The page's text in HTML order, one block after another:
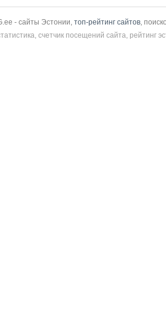
- сайты Эстонии, топ-рейтинг сайтов ,
счетчик посещений сайта, рейтинг